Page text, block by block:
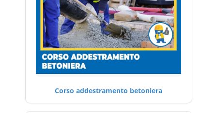
Corso addestramento betoniera